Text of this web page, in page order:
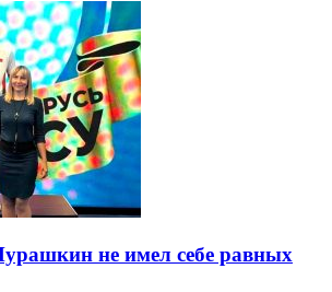
не имел себе равных